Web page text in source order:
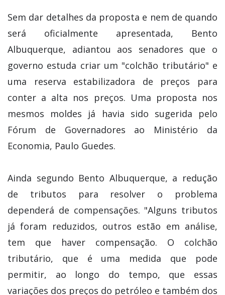
Sem dar detalhes da proposta e nem de quando
será oficialmente apresentada, Bento
Albuquerque, adiantou aos senadores que o
governo estuda criar um "colchão tributário" e
uma reserva estabilizadora de preços para
conter a alta nos preços. Uma proposta nos
mesmos moldes já havia sido sugerida pelo
Fórum de Governadores ao Ministério da
Economia, Paulo Guedes.
Ainda segundo Bento Albuquerque, a redução
de tributos para resolver o problema
dependerá de compensações. "Alguns tributos
já foram reduzidos, outros estão em análise,
tem que haver compensação. O colchão
tributário, que é uma medida que pode
permitir, ao longo do tempo, que essas
variações dos preços do petróleo e também dos